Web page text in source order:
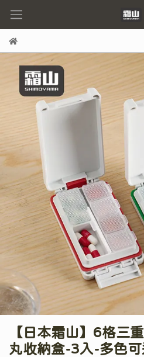
【日本霜山】6格三
丸收納盒-3入-多色